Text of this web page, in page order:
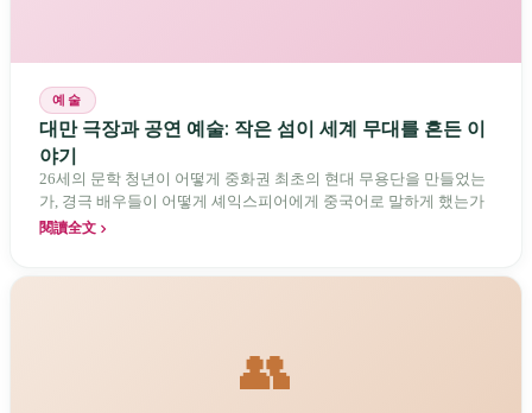
예술
대만 극장과 공연 예술: 작은 섬이 세계 무대를 흔든 이
야기
26세의 문학 청년이 어떻게 중화권 최초의 현대 무용단을 만들었는
가, 경극 배우들이 어떻게 셰익스피어에게 중국어로 말하게 했는가
閱讀全文
👥